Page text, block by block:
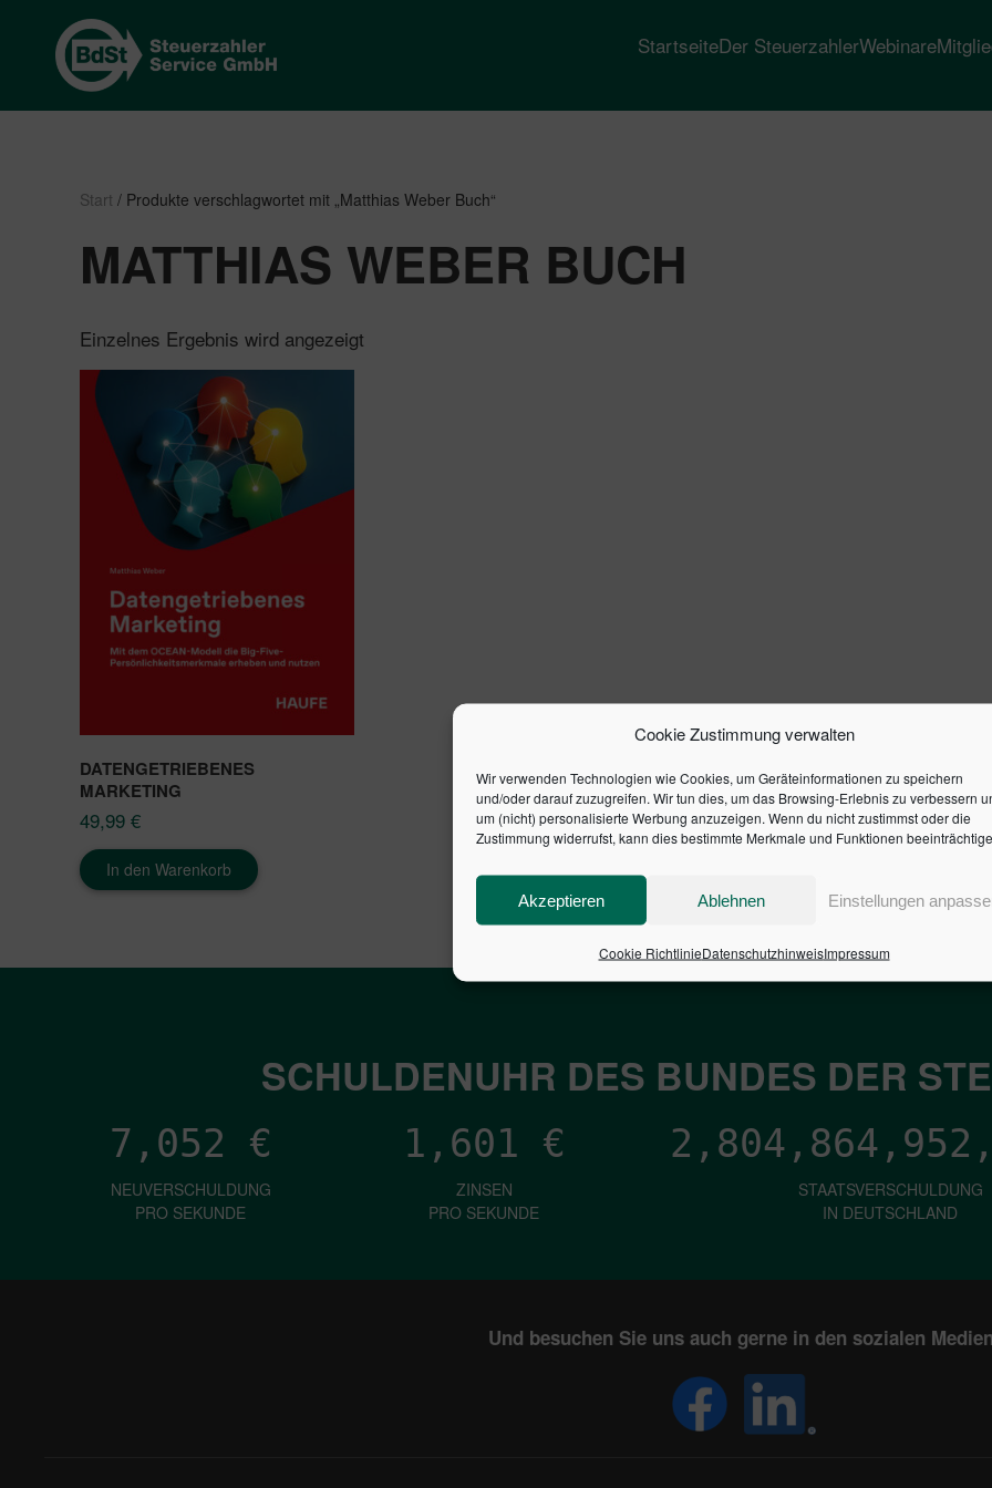
Cookie Zustimmung verwalten
Wir verwenden Technologien wie Cookies, um Geräteinformationen zu speichern
und/oder darauf zuzugreifen. Wir tun dies, um das Browsing-Erlebnis zu verbessern
um (nicht) personalisierte Werbung anzuzeigen. Wenn du nicht zustimmst oder die
Zustimmung widerrufst, kann dies bestimmte Merkmale und Funktionen
Akzeptieren Ablehnen Einstellungen
Cookie RichtlinieDatenschutzhinweisImpressum
StartseiteDer SteuerzahlerWebinare
Start / Produkte verschlagwortet mit „Matthias Weber Buch“
MATTHIAS WEBER BUCH
Einzelnes Ergebnis wird angezeigt
DATENGETRIEBENES
MARKETING
49,99 €
In den Warenkorb
SCHULDENUHR DES BUNDES DER
7,052 €
NEUVERSCHULDUNG
PRO SEKUNDE
1,601 €
ZINSEN
PRO SEKUNDE
STAATSVERSCHULDUNG
IN DEUTSCHLAND
Und besuchen Sie uns auch gerne in den sozialen